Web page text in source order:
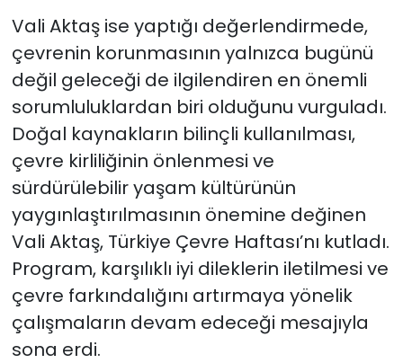
Vali Aktaş ise yaptığı değerlendirmede,
çevrenin korunmasının yalnızca bugünü
değil geleceği de ilgilendiren en önemli
sorumluluklardan biri olduğunu vurguladı.
Doğal kaynakların bilinçli kullanılması,
çevre kirliliğinin önlenmesi ve
sürdürülebilir yaşam kültürünün
yaygınlaştırılmasının önemine değinen
Vali Aktaş, Türkiye Çevre Haftası’nı kutladı.
Program, karşılıklı iyi dileklerin iletilmesi ve
çevre farkındalığını artırmaya yönelik
çalışmaların devam edeceği mesajıyla
sona erdi.